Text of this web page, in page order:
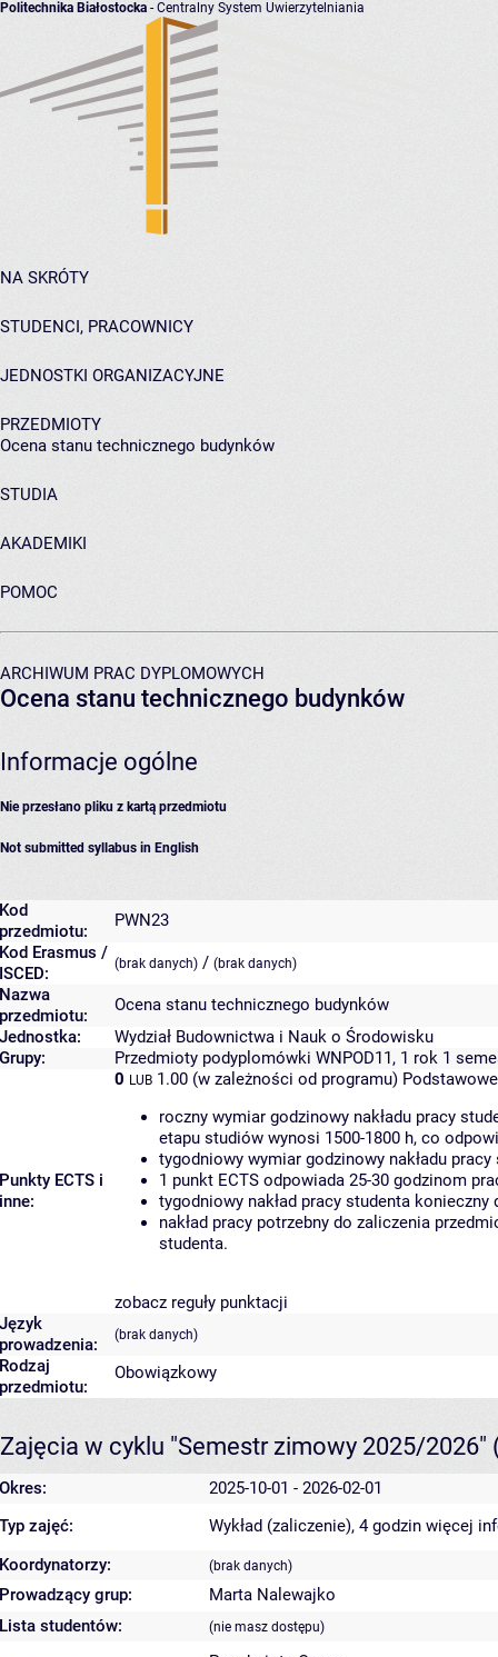
Politechnika Białostocka - Centralny System Uwierzytelniania
NA SKRÓTY
STUDENCI, PRACOWNICY
JEDNOSTKI ORGANIZACYJNE
PRZEDMIOTY
Ocena stanu technicznego budynków
STUDIA
AKADEMIKI
POMOC
ARCHIWUM PRAC DYPLOMOWYCH
Ocena stanu technicznego budynków
Informacje ogólne
Nie przesłano pliku z kartą przedmiotu
Not submitted syllabus in English
Kod
przedmiotu:
PWN23
Kod Erasmus /
ISCED:
(brak danych) / (brak danych)
Nazwa
przedmiotu:
Ocena stanu technicznego budynków
Jednostka:
Wydział Budownictwa i Nauk o Środowisku
Grupy:
Przedmioty podyplomówki WNPOD11, 1 rok 1
Punkty ECTS i
inne:
0 LUB 1.00 (w zależności od programu)
roczny wymiar godzinowy nakładu pracy
etapu studiów wynosi 1500-1800 h, co
tygodniowy wymiar godzinowy nakładu
1 punkt ECTS odpowiada 25-30 godzinom
tygodniowy nakład pracy studenta
nakład pracy potrzebny do zaliczenia
studenta.
zobacz reguły punktacji
Język
prowadzenia:
(brak danych)
Rodzaj
przedmiotu:
Obowiązkowy
Zajęcia w cyklu "Semestr zimowy 2025/2026"
Okres:
2025-10-01 - 2026-02-01
Typ zajęć:
Wykład (zaliczenie), 4 godzin więcej
Koordynatorzy:
(brak danych)
Prowadzący grup:
Marta Nalewajko
Lista studentów:
(nie masz dostępu)